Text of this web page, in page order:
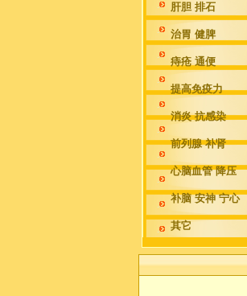
肝胆 排石
治胃 健脾
痔疮 通便
提高免疫力
消炎 抗感染
前列腺 补肾
心脑血管 降压
补脑 安神 宁心
其它